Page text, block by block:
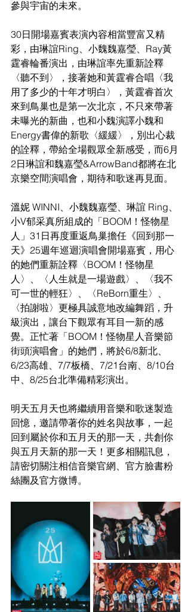
參與宇宙的未來。
30日開場嘉賓表演內容相當豐富又精
彩，由琳誼Ring、小魏魏嘉瑩、Ray黃
霆睿輪番演出，由琳誼率先重新詮釋
〈聽不到〉，接著她和黃霆睿合唱〈我
用了多少的十年才明白〉，黃霆睿首次
來到鳥巢也是第一次北京，不只來帶著
未曝光的新曲，也和小魏演譯小魏和
Energy書偉的新歌〈緩緩〉，別出心裁
的詮釋，帶給全場觀眾全新感受，而6月
2日琳誼和魏嘉瑩&ArrowBand都將在北
京樂空間演唱會，期待和歌迷再見面。
溫妮 WINNI、小魏魏嘉瑩、琳誼 Ring、
小V郁采真所組成的「BOOM！怪物星
人」31日再度重返鳥巢擔任《回到那一
天》25週年巡迴演唱會開場嘉賓，用心
的她們重新詮釋〈BOOM！怪物星
人〉、〈人生就是一場遊戲〉、〈我不
可一世的輕狂〉、〈ReBorn重生〉、
〈拍謝啦〉更極具誠意地改編舞蹈，升
級演出，讓台下觀眾有耳目一新的感
覺。正忙著「BOOM！怪物星人音樂節
街頭演唱會」的她們，將於6/8新北、
6/23高雄、7/7板橋、7/21台南、8/10台
中、8/25台北準備精彩演出。
明天五月天也將繼續用音樂和歌迷製造
回憶，邀請帶著你的姓名與故事，一起
回到屬於你和五月天的那一天，共創你
與五月天新的那一天！更多相關訊息，
請密切關注相信音樂官網、官方臉書粉
絲團及官方微博。